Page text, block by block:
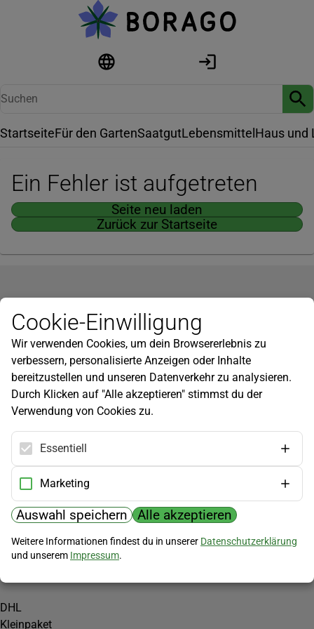
StartseiteFür den GartenSaatgutLebensmittel Haus und
Ein Fehler ist aufgetreten
Seite neu laden
Zurück zur Startseite
Newsletter
Infos zu neuen Produkten, Gartentipps und mehr findest du in
unserem Newsletter!
Jetzt anmelden
Hilfe
Kundenservice
Widerrufsbelehrung
Versandkosten
Zahlungsmöglichkeiten
PayPal
Vorkasse
Versand
DHL
Kleinpaket
Cookie-Einwilligung
Wir verwenden Cookies, um dein Browsererlebnis zu
verbessern, personalisierte Anzeigen oder Inhalte
bereitzustellen und unseren Datenverkehr zu analysieren.
Durch Klicken auf "Alle akzeptieren" stimmst du der
Verwendung von Cookies zu.
Essentiell
Marketing
Auswahl speichern Alle akzeptieren
Weitere Informationen findest du in unserer Datenschutzerklärung
und unserem Impressum.